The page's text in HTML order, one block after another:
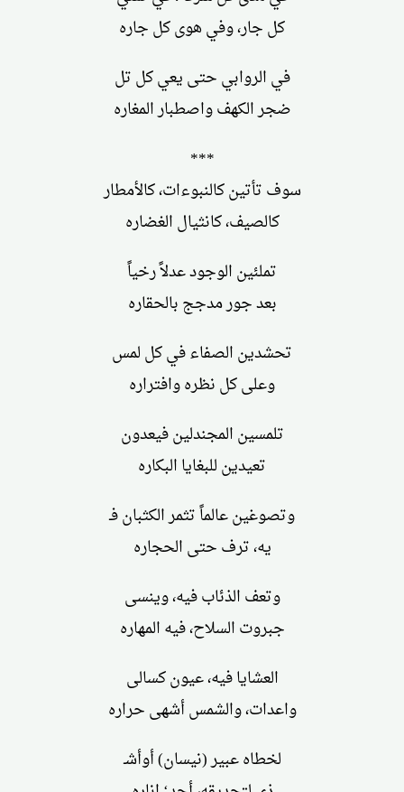
كل جار، وفي هوى كل جاره
في الروابي حتى يعي كل تل
ضجر الكهف واصطبار المغاره
***
سوف تأتين كالنبوءات، كالأمطار
كالصيف، كانثيال الغضاره
تملئين الوجود عدلاً رخياً
بعد جور مدجج بالحقاره
تحشدين الصفاء في كل لمس
وعلى كل نظره وافتراره
تلمسين المجندلين فيعدون
تعيدين للبغايا البكاره
وتصوغين عالماً تثمر الكثبان فـ
يه، ترف حتى الحجاره
وتعف الذئاب فيه، وينسى
جبروت السلاح، فيه المهاره
العشايا فيه، عيون كسالى
واعدات، والشمس أشهى حراره
لخطاه عبير (نيسان) أوأشـ